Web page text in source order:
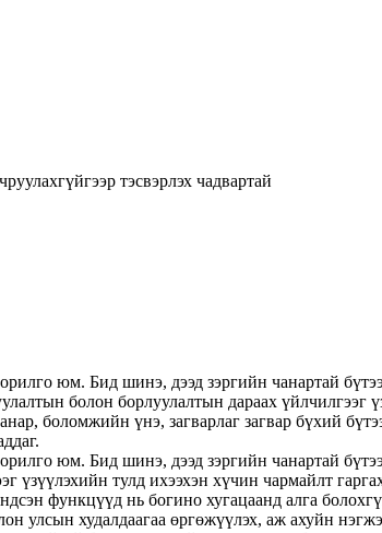
тэсвэрлэх чадвартай
юм. Бид шинэ, дээд зэргийн чанартай
болон борлуулалтын дараах үйлчилгээг
боломжийн үнэ, загварлаг загвар бүхий
юм. Бид шинэ, дээд зэргийн чанартай
үзүүлэхийн тулд ихээхэн хүчин чармайлт
функцүүд нь богино хугацаанд алга
улсын худалдаагаа өргөжүүлэх, аж ахуйн